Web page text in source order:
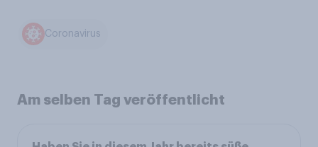
Coronavirus
Am selben Tag veröffentlicht